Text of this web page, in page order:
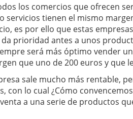
los comercios que ofrecen
servicios tienen el mismo
es por ello que estas
prioridad antes a unos
será más óptimo vender
que uno de 200 euros y que
sale mucho más rentable,
con lo cual ¿Cómo
a una serie de productos